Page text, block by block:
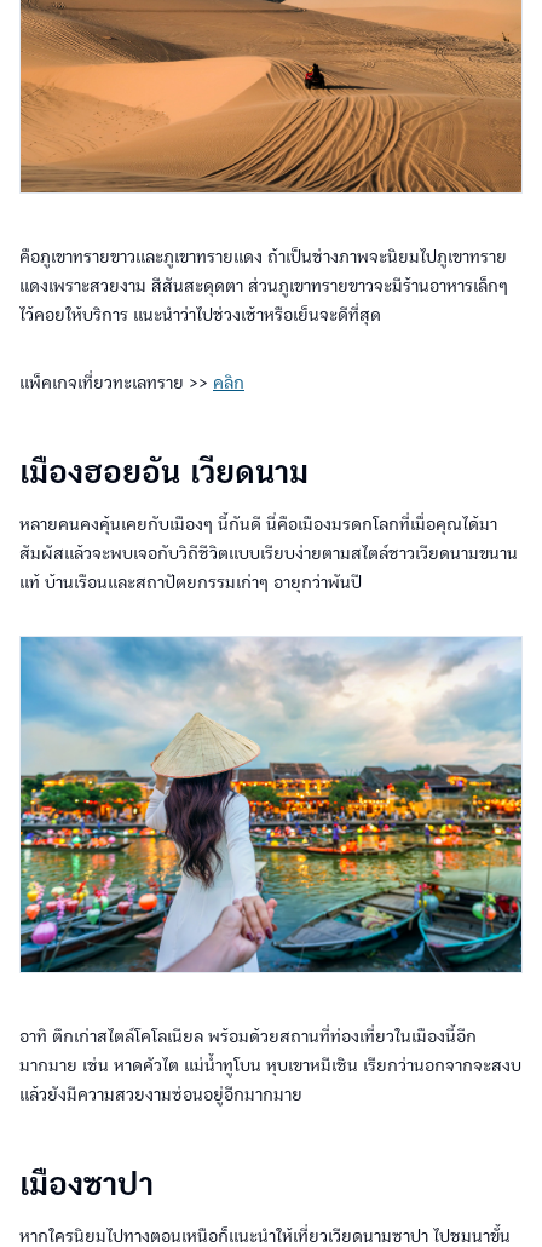
คือภูเขาทรายขาวและภูเขาทรายแดง ถ้าเป็นช่างภาพจะนิยมไปภูเขาทราย
แดงเพราะสวยงาม สีสันสะดุดตา ส่วนภูเขาทรายขาวจะมีร้านอาหารเล็กๆ
ไว้คอยให้บริการ แนะนำว่าไปช่วงเช้าหรือเย็นจะดีที่สุด
แพ็คเกจเที่ยวทะเลทราย >> คลิก
เมืองฮอยอัน เวียดนาม
หลายคนคงคุ้นเคยกับเมืองๆ นี้กันดี นี่คือเมืองมรดกโลกที่เมื่อคุณได้มา
สัมผัสแล้วจะพบเจอกับวิถีชีวิตแบบเรียบง่ายตามสไตล์ชาวเวียดนามขนาน
แท้ บ้านเรือนและสถาปัตยกรรมเก่าๆ อายุกว่าพันปี
อาทิ ตึกเก่าสไตล์โคโลเนียล พร้อมด้วยสถานที่ท่องเที่ยวในเมืองนี้อีก
มากมาย เช่น หาดคัวไต แม่น้ำทูโบน หุบเขาหมีเชิน เรียกว่านอกจากจะสงบ
แล้วยังมีความสวยงามซ่อนอยู่อีกมากมาย
เมืองซาปา
หากใครนิยมไปทางตอนเหนือก็แนะนำให้เที่ยวเวียดนามซาปา ไปชมนาขั้น